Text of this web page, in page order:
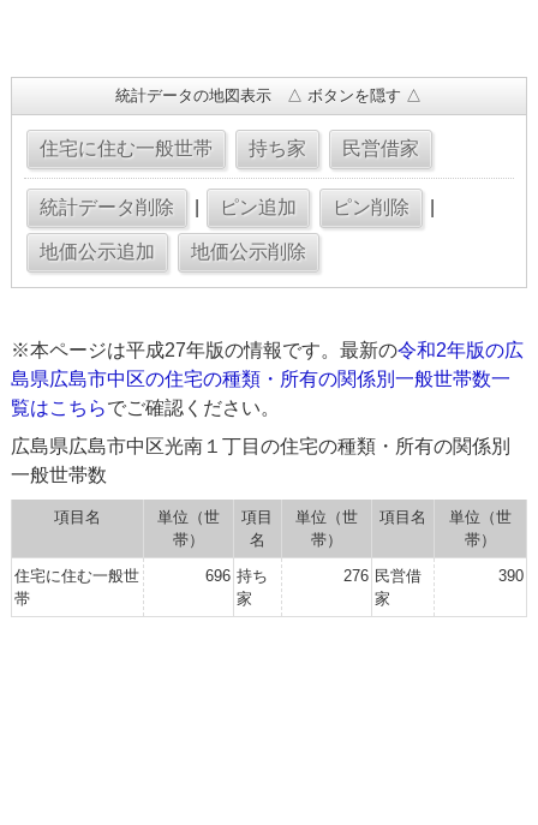
統計データの地図表示 △ ボタンを隠す △
※本ページは平成27年版の情報です。最新の令和2年版の広
島県広島市中区の住宅の種類・所有の関係別一般世帯数一
覧はこちらでご確認ください。
広島県広島市中区光南１丁目の住宅の種類・所有の関係別
一般世帯数
項目名
単位（世
帯）
項目
名
単位（世
帯）
項目名
単位（世
帯）
住宅に住む一般世
帯
696 持ち
家
276 民営借
家
390